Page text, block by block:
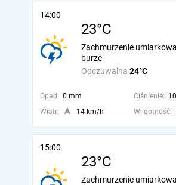
14:00
23°C
Odczuwalna 24°C
Zachmurzenie
burze
Opad: 0 mm Ciśnienie:
Wiatr:
14 km/h Wilgotność:
15:00
23°C
Zachmurzenie